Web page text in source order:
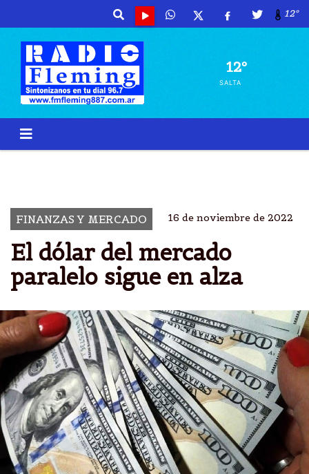
12º
12º
SALTA
FINANZAS Y MERCADO 16 de noviembre de 2022
El dólar del mercado
paralelo sigue en alza